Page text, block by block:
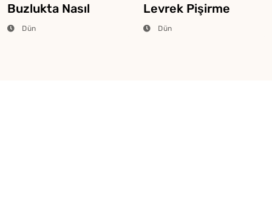
Buzlukta Nasıl
Saklanır?
Dün
Levrek Pişirme
Tüyosu
Dün